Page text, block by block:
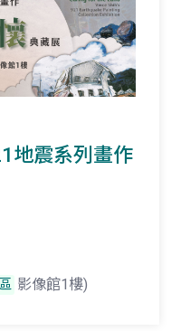
地震系列畫作
影像館1樓)